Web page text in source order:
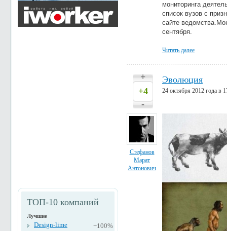
ТОП-10 компаний
Лучшие
Design-lime
+100%
мониторинга
список вузов с
сайте
сентября.
Читать далее
+
+4
-
Эволюция
24 октября 2012 года в
Стефанов
Марат
Антонович